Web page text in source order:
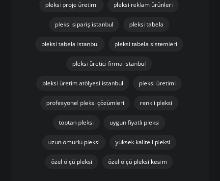
pleksi proje üretimi pleksi reklam ürünleri
pleksi sipariş istanbul pleksi tabela
pleksi tabela istanbul pleksi tabela sistemleri
pleksi üretici firma istanbul
pleksi üretim atölyesi istanbul pleksi üretimi
profesyonel pleksi çözümleri renkli pleksi
toptan pleksi uygun fiyatlı pleksi
uzun ömürlü pleksi yüksek kaliteli pleksi
özel ölçü pleksi özel ölçü pleksi kesim